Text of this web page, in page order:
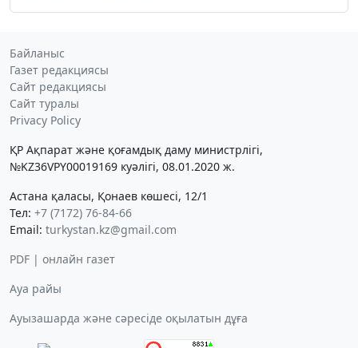
Байланыс
Газет редакциясы
Сайт редакциясы
Сайт туралы
Privacy Policy
ҚР Ақпарат және қоғамдық даму министрлігі,
№KZ36VPY00019169 куәлігі, 08.01.2020 ж.
Астана қаласы, Қонаев көшесі, 12/1
Тел: +7 (7172) 76-84-66
Email: turkystan.kz@gmail.com
PDF | онлайн газет
Ауа райы
Ауызашарда және сәресіде оқылатын дұға